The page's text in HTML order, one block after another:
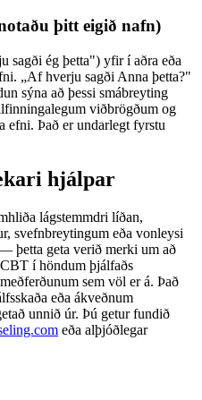
þitt eigið nafn)
sagði ég þetta") yfir í aðra eða
„Af hverju sagði Anna þetta?"
sýna að þessi smábreyting
viðbrögðum og
efni. Það er undarlegt fyrstu
hjálpar
lágstemmdri líðan,
svefnbreytingum eða vonleysi
þetta geta verið merki um að
í höndum þjálfaðs
sem völ er á. Það
eða ákveðnum
unnið úr. Þú getur fundið
eða alþjóðlegar